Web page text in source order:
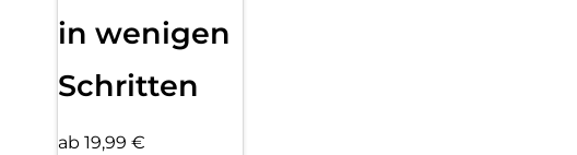
in wenigen
Schritten
ab 19,99 €